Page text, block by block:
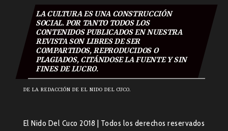
entradas
LA CULTURA ES UNA CONSTRUCCIÓN
SOCIAL. POR TANTO TODOS LOS
CONTENIDOS PUBLICADOS EN NUESTRA
REVISTA SON LIBRES DE SER
COMPARTIDOS, REPRODUCIDOS O
PLAGIADOS, CITÁNDOSE LA FUENTE Y SIN
FINES DE LUCRO.
DE LA REDACCIÓN DE EL NIDO DEL CUCO.
El Nido Del Cuco 2018 | Todos los derechos reservados